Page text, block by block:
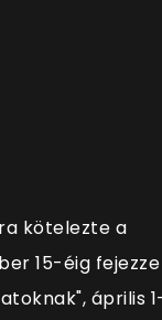
kötelezte a
15-éig fejezze
április